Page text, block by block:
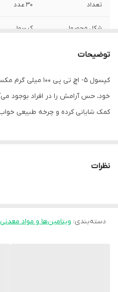
تعداد 30 عدد
شکل محصول کپسول
توضیحات
کپسول 5- اچ تی پی
خود، حس آرامش را در افراد بوجود
کمک شایانی کرده و چرخه طبیعی
نظرات
دسته‌بندی: ویتامین‌ها و مواد معدنی